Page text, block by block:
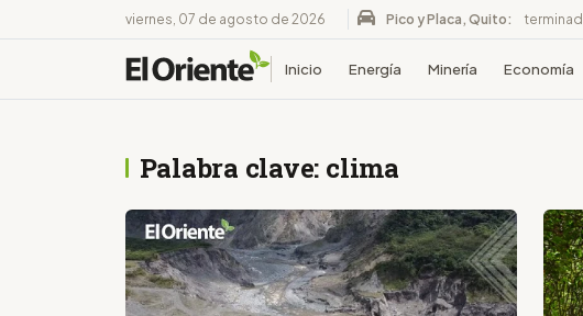
viernes, 07 de agosto de 2026 Pico y Placa, Quito:
Inicio Energía Minería Economía
Palabra clave: clima